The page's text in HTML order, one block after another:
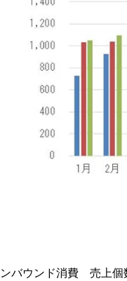
バウンド消費 売上個